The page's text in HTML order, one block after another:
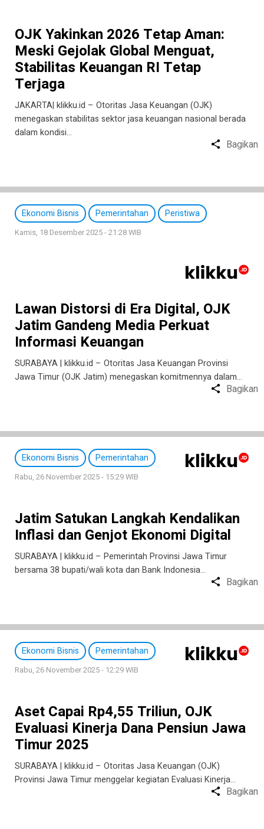
OJK Yakinkan 2026 Tetap Aman:
Meski Gejolak Global Menguat,
Stabilitas Keuangan RI Tetap
Terjaga
JAKARTA| klikku.id – Otoritas Jasa Keuangan (OJK)
menegaskan stabilitas sektor jasa keuangan nasional berada
dalam kondisi…
Bagikan
Ekonomi Bisnis Pemerintahan Peristiwa
Kamis, 18 Desember 2025 - 21:28 WIB
Lawan Distorsi di Era Digital, OJK
Jatim Gandeng Media Perkuat
Informasi Keuangan
SURABAYA | klikku.id – Otoritas Jasa Keuangan Provinsi
Jawa Timur (OJK Jatim) menegaskan komitmennya dalam…
Bagikan
Ekonomi Bisnis Pemerintahan
Rabu, 26 November 2025 - 15:29 WIB
Jatim Satukan Langkah Kendalikan
Inflasi dan Genjot Ekonomi Digital
SURABAYA | klikku.id – Pemerintah Provinsi Jawa Timur
bersama 38 bupati/wali kota dan Bank Indonesia…
Bagikan
Ekonomi Bisnis Pemerintahan
Rabu, 26 November 2025 - 12:29 WIB
Aset Capai Rp4,55 Triliun, OJK
Evaluasi Kinerja Dana Pensiun Jawa
Timur 2025
SURABAYA | klikku.id – Otoritas Jasa Keuangan (OJK)
Provinsi Jawa Timur menggelar kegiatan Evaluasi Kinerja…
Bagikan